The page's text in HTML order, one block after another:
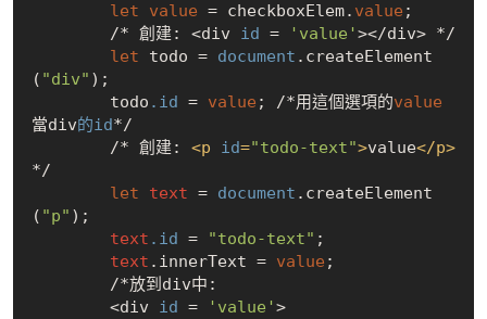
let
value = checkboxElem. value ;
        /* 創建: <div
id = 'value' ></div> */
let todo = document .createElement
( "div" );
        todo
.id = value ; /*用這個選項的value
當div的id*/
        /* 創建:
<p id="todo-text">value</p>
*/
let
text = document .createElement
( "p" );
text .id = "todo-text" ;
text .innerText = value ;
        <div
id = 'value' >